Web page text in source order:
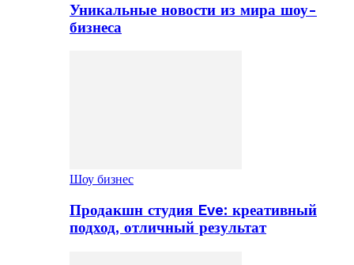
Уникальные новости из мира шоу-
бизнеса
Шоу бизнес
Продакшн студия Eve: креативный
подход, отличный результат